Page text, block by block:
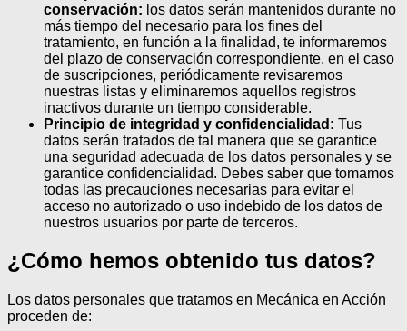
conservación: los datos serán mantenidos durante no
más tiempo del necesario para los fines del
tratamiento, en función a la finalidad, te informaremos
del plazo de conservación correspondiente, en el caso
de suscripciones, periódicamente revisaremos
nuestras listas y eliminaremos aquellos registros
inactivos durante un tiempo considerable.
Principio de integridad y confidencialidad: Tus
datos serán tratados de tal manera que se garantice
una seguridad adecuada de los datos personales y se
garantice confidencialidad. Debes saber que tomamos
todas las precauciones necesarias para evitar el
acceso no autorizado o uso indebido de los datos de
nuestros usuarios por parte de terceros.
¿Cómo hemos obtenido tus datos?
Los datos personales que tratamos en Mecánica en Acción
proceden de: